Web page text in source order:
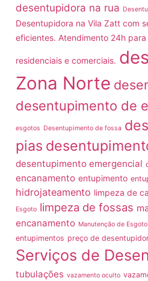
desentupidora na rua
Desentupidora na Vila Zatt com
eficientes. Atendimento 24h
residenciais e comerciais.
Zona Norte
desentupimento de
esgotos Desentupimento de fossa
pias
desentupimento emergencial
encanamento entupimento
hidrojateamento limpeza de
Esgoto limpeza de fossas
encanamento Manutenção de Esgoto
entupimentos preço de
Serviços de
tubulações vazamento oculto